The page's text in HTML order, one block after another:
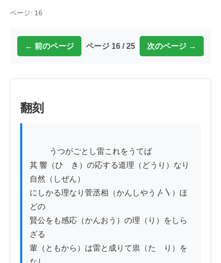
ページ: 16
← 前のページ ページ 16 / 25 次のページ →
翻刻
其 響（ひゞき）の応する道理（どうり）なり
自然（しぜん）
にしかる理なり菅丞相（かんしやう〴〵）ほ
どの
賢公をも感応（かんおう）の理（り）をしら
ざる
輩（ともから）は雷と成りて祟（たゝり）を